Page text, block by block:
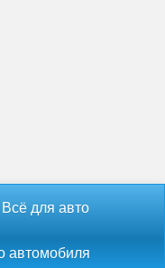
Всё для авто
автомобиля